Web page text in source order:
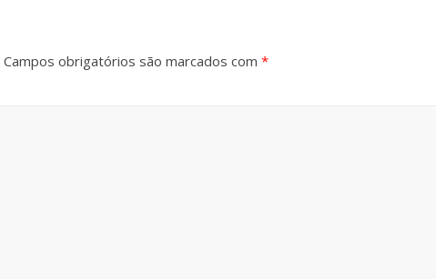
Campos obrigatórios são marcados com *